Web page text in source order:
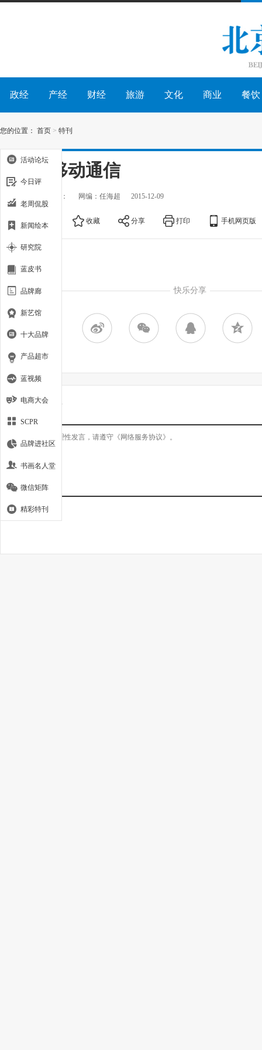
政经 产经 财经 旅游 文化 商业 餐饮
您的位置： 首页 > 特刊
中国移动通信
作者： 网编：任海超 2015-12-09
大 中 收藏 分享 打印 手机网页版
快乐分享
网友评论
登录| 注册
活动论坛
今日评
老周侃股
新闻绘本
研究院
蓝皮书
品牌廊
新艺馆
十大品牌
产品超市
蓝视频
电商大会
SCPR
品牌进社区
书画名人堂
微信矩阵
精彩特刊